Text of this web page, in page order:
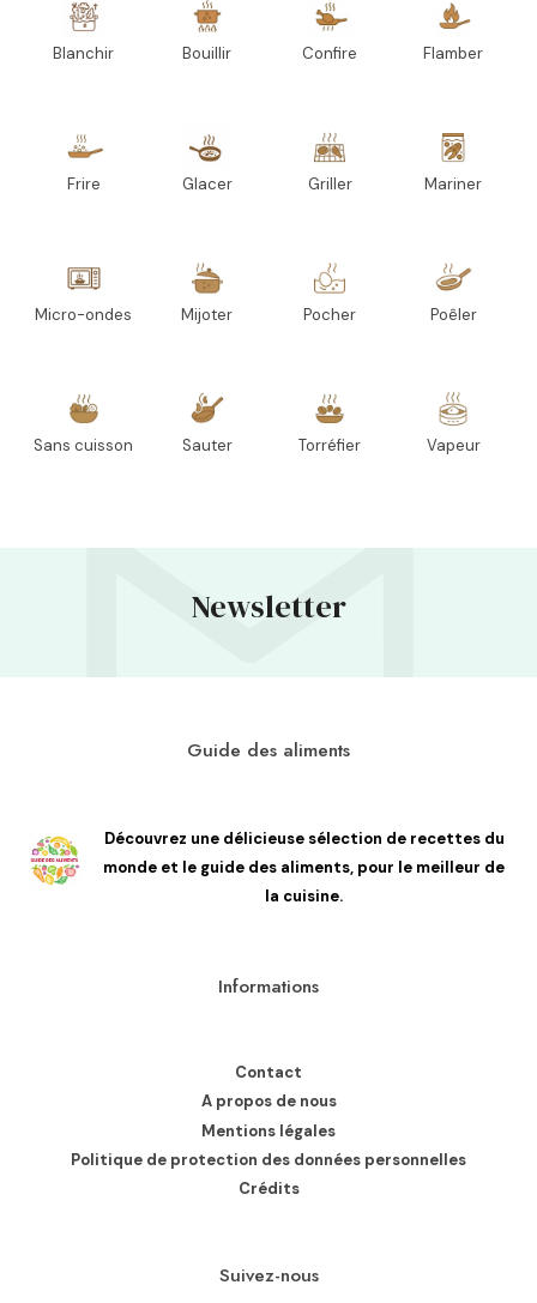
Blanchir Bouillir Confire Flamber
Frire Glacer Griller Mariner
Micro-ondes Mijoter Pocher Poêler
Sans cuisson Sauter Torréfier Vapeur
Newsletter
Guide des aliments
Découvrez une délicieuse sélection de recettes du
monde et le guide des aliments, pour le meilleur de
la cuisine.
Informations
Contact
A propos de nous
Mentions légales
Politique de protection des données personnelles
Crédits
Suivez-nous